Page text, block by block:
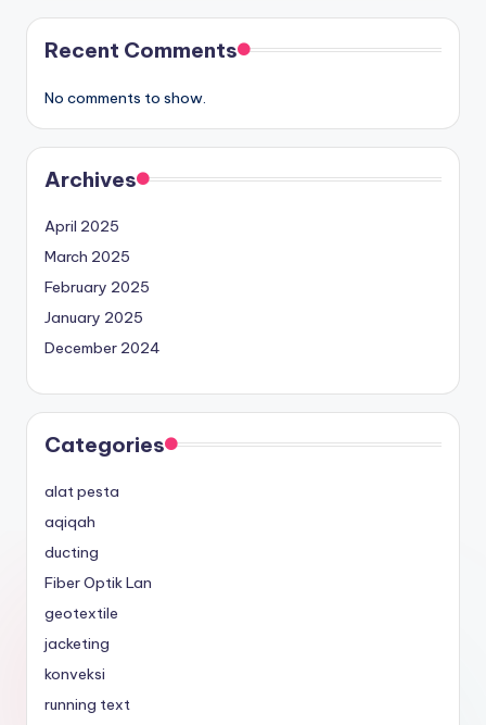
Recent Comments
No comments to show.
Archives
April 2025
March 2025
February 2025
January 2025
December 2024
Categories
alat pesta
aqiqah
ducting
Fiber Optik Lan
geotextile
jacketing
konveksi
running text